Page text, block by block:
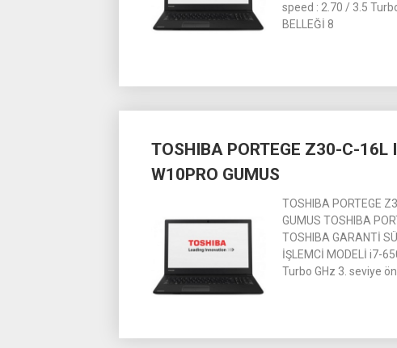
speed : 2.70 / 3.5
BELLEĞİ 8
TOSHIBA PORTEGE Z30-C-16L
W10PRO GUMUS
TOSHIBA PORTEGE
GUMUS TOSHIBA
TOSHIBA GARANTİ
İŞLEMCİ MODELİ i7-
Turbo GHz 3. seviye